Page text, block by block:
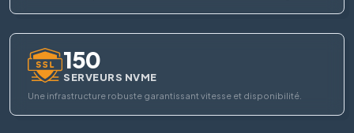
150
SERVEURS NVME
Une infrastructure robuste garantissant vitesse et disponibilité.